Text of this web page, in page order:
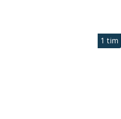
1 tim